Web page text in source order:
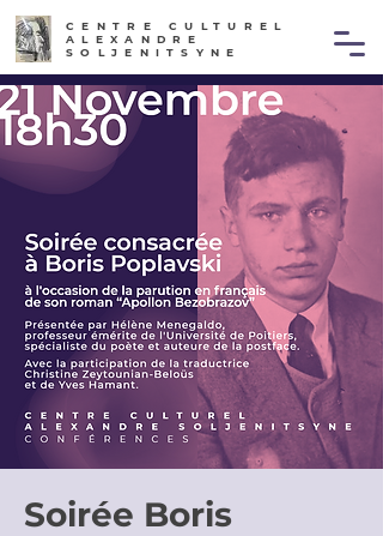
CENTRE CULTUREL
ALEXANDRE
SOLJENITSYNE
Soirée Boris